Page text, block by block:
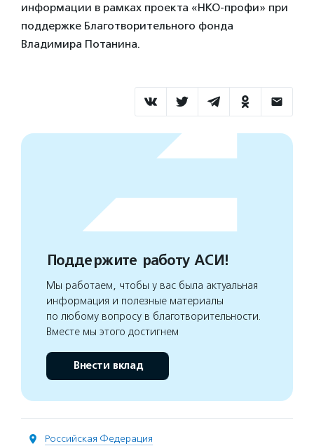
информации в рамках проекта «НКО-профи» при
поддержке Благотворительного фонда
Владимира Потанина.
Поддержите работу АСИ!
Мы работаем, чтобы у вас была актуальная
информация и полезные материалы
по любому вопросу в благотворительности.
Вместе мы этого достигнем
Внести вклад
Российская Федерация